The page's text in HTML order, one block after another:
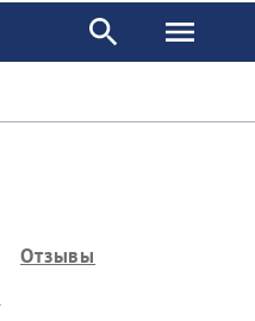
Отзывы